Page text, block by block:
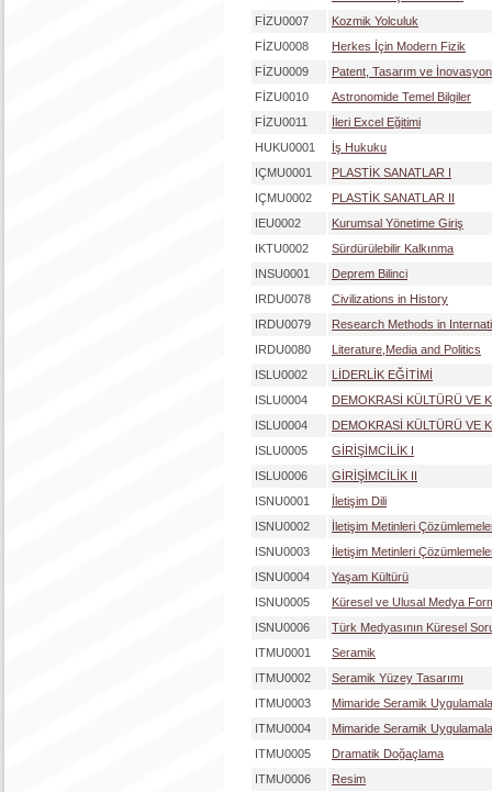
FİZU0007
Kozmik Yolculuk
FİZU0008
Herkes İçin Modern Fizik
FİZU0009
Patent, Tasarım ve İnovasyon
FİZU0010
Astronomide Temel Bilgiler
FİZU0011
İleri Excel Eğitimi
HUKU0001
İş Hukuku
IÇMU0001
PLASTİK SANATLAR I
IÇMU0002
PLASTİK SANATLAR II
IEU0002
Kurumsal Yönetime Giriş
IKTU0002
Sürdürülebilir Kalkınma
INSU0001
Deprem Bilinci
IRDU0078
Civilizations in History
IRDU0079
Research Methods in
IRDU0080
Literature,Media and Politics
ISLU0002
LİDERLİK EĞİTİMİ
ISLU0004
DEMOKRASİ KÜLTÜRÜ VE
ISLU0004
DEMOKRASİ KÜLTÜRÜ VE
ISLU0005
GİRİŞİMCİLİK I
ISLU0006
GİRİŞİMCİLİK II
ISNU0001
İletişim Dili
ISNU0002
İletişim Metinleri
ISNU0003
İletişim Metinleri
ISNU0004
Yaşam Kültürü
ISNU0005
Küresel ve Ulusal Medya
ISNU0006
Türk Medyasının Küresel
ITMU0001
Seramik
ITMU0002
Seramik Yüzey Tasarımı
ITMU0003
Mimaride Seramik
ITMU0004
Mimaride Seramik
ITMU0005
Dramatik Doğaçlama
ITMU0006
Resim